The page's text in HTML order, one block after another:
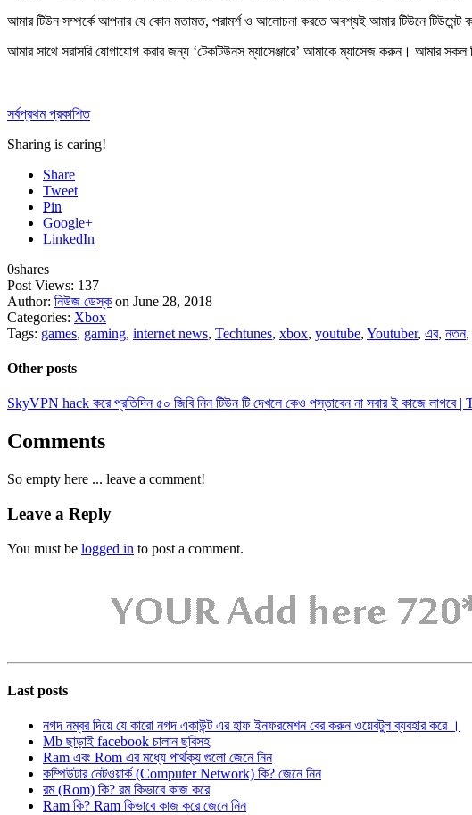
আমার টিউন সম্পর্কে আপনার যে কোন মতামত, পরামর্শ ও আলোচনা করতে অবশ্যই আমার টিউনেটিউমেন্ট
আমার সাথে সরাসরি যোগাযোগ করার জন্য ‘টেকটিউনস ম্যাসেঞ্জারে’ আমাকেম্যাসেজ করুন। আমার সকল
সর্বপ্রথম প্রকাশিত
Sharing is caring!
Share
Tweet
Pin
Google+
LinkedIn
0shares
Post Views: 137
Author: নিউজ ডেস্ক on June 28, 2018
Categories: Xbox
Tags: games, gaming, internet news, Techtunes, xbox, youtube, Youtuber, এর, নতন,
Other posts
SkyVPN hack করে প্রতিদিন ৫০ জিবি নিন টিউন টি দেখলে কেও পস্তাবেন না সবার ই কাজে লাগবে
Comments
So empty here ... leave a comment!
Leave a Reply
You must be logged in to post a comment.
Last posts
নগদ নম্বর দিয়ে যে কারো নগদ একাউন্ট এর হাফ ইনফরমেশন বের করুন ওয়েবটুল ব্যবহার করে ।
Mb ছাড়াই facebook চালান ছবিসহ
Ram এবং Rom এর মধ্যে পার্থক্য গুলো জেনে নিন
কম্পিউটার নেটওয়ার্ক (Computer Network) কি? জেনে নিন
রম (Rom) কি? রম কিভাবে কাজ করে
Ram কি? Ram কিভাবে কাজ করে জেনে নিন